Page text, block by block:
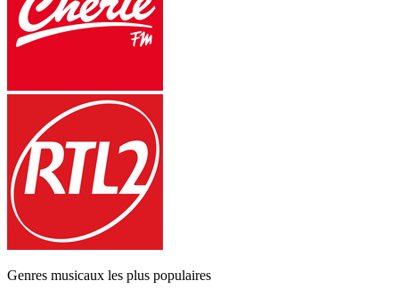
Genres musicaux les plus populaires